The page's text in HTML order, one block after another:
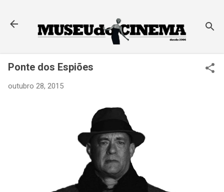
Ponte dos Espiões
outubro 28, 2015